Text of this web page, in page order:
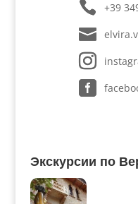
+39
Экскурсии по